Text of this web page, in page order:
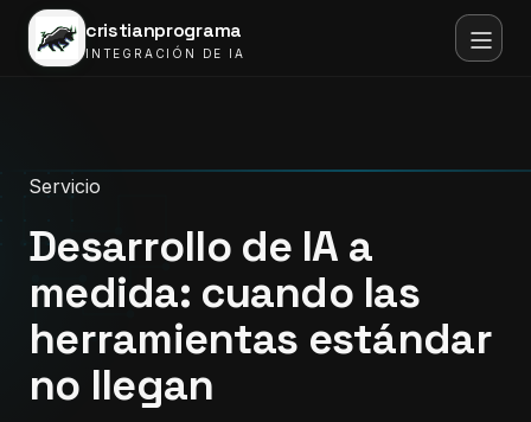
cristianprograma
INTEGRACIÓN DE IA
Servicio
Desarrollo de IA a
medida: cuando las
herramientas estándar
no llegan